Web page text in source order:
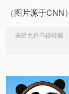
（图片源于CNN）
未经允许不得转载：